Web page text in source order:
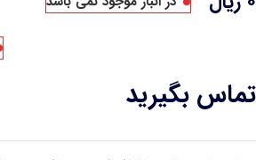
تماس بگیرید